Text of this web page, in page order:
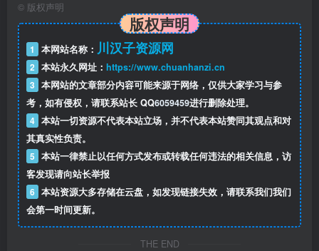
© 版权声明
版权声明
1 本网站名称： 川汉子资源网
2 本站永久网址： https://www.chuanhanzi.cn
3 本网站的文章部分内容可能来源于网络，仅供大家学习与参
考，如有侵权，请联系站长 QQ6059459进行删除处理。
4 本站一切资源不代表本站立场，并不代表本站赞同其观点和对
其真实性负责。
5 本站一律禁止以任何方式发布或转载任何违法的相关信息，访
客发现请向站长举报
6 本站资源大多存储在云盘，如发现链接失效，请联系我们我们
会第一时间更新。
THE END